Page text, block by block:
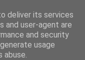
deliver its services
and user-agent are
and security
usage
abuse.